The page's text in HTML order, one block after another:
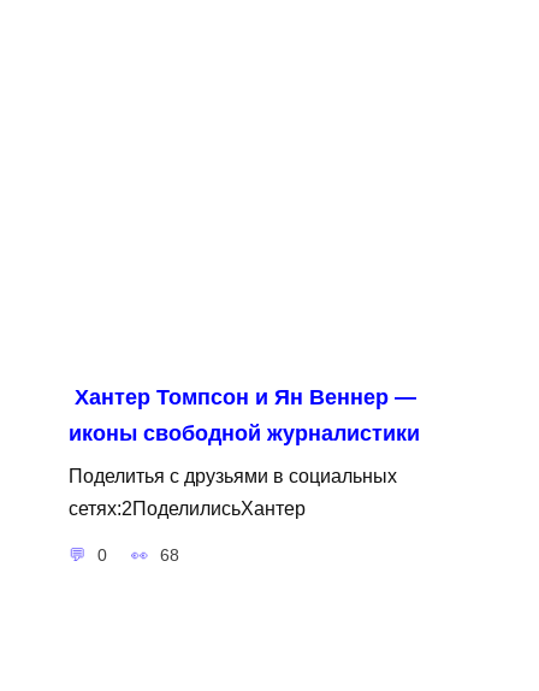
Хантер Томпсон и Ян Веннер —
иконы свободной журналистики
Поделитья с друзьями в социальных
сетях:2ПоделилисьХантер
0 68